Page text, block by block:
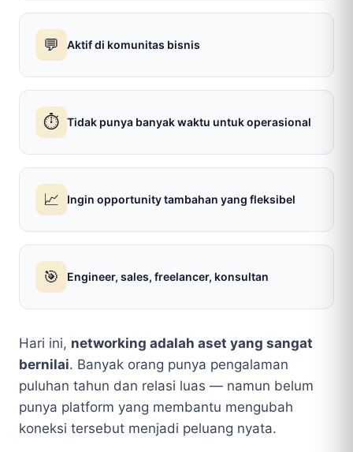
💬 Aktif di komunitas bisnis
⏱️ Tidak punya banyak waktu untuk operasional
📈 Ingin opportunity tambahan yang fleksibel
🎯 Engineer, sales, freelancer, konsultan
Hari ini, networking adalah aset yang sangat
bernilai. Banyak orang punya pengalaman
puluhan tahun dan relasi luas — namun belum
punya platform yang membantu mengubah
koneksi tersebut menjadi peluang nyata.